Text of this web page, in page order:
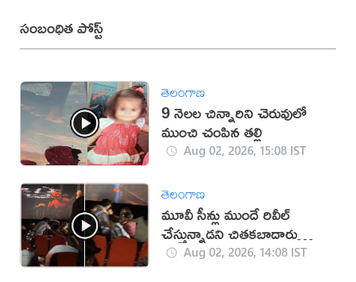
సంబంధిత పోస్ట్
తెలంగాణ
9 నెలల చిన్నారిని చెరువులో
ముంచి చంపిన తల్లి
Aug 02, 2026, 15:08 IST
తెలంగాణ
మూవీ సీన్లు ముందే రివీల్
చేస్తున్నాడని చితకబాదారు
(వీడియో)
Aug 02, 2026, 14:08 IST